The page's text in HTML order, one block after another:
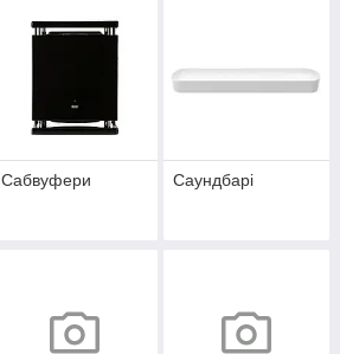
Сабвуфери Саундбарі